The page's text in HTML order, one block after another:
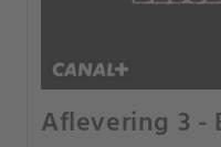
Aflevering 3 -